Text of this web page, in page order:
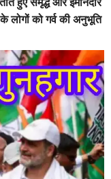
हुए समृद्ध और ईमानदार
लोगों को गर्व की अनुभूति